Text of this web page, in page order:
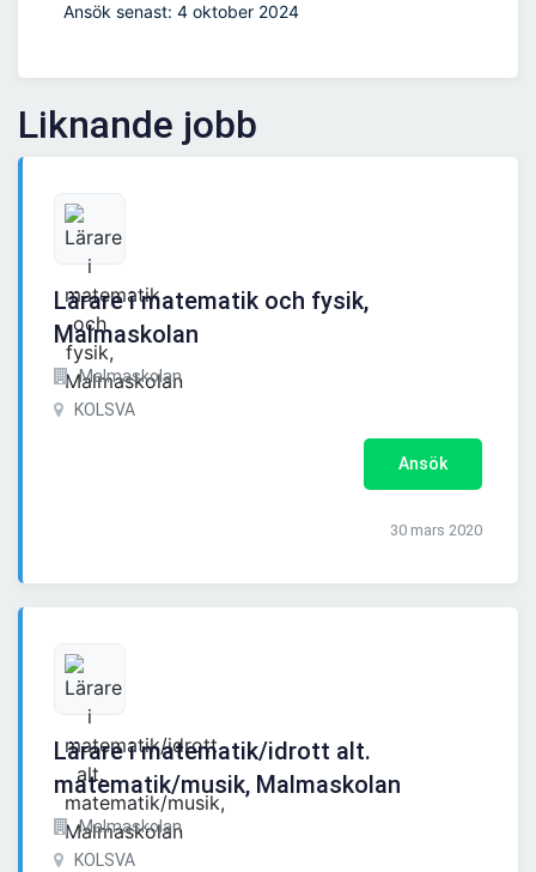
Ansök senast: 4 oktober 2024
Liknande jobb
Lärare i matematik och fysik,
Malmaskolan
Malmaskolan
KOLSVA
Ansök
30 mars 2020
Lärare i matematik/idrott alt.
matematik/musik, Malmaskolan
Malmaskolan
KOLSVA